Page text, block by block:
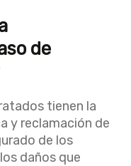
de
tienen la
y reclamación de
de los
daños que